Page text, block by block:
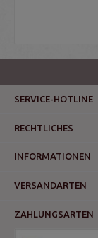
SERVICE-HOTLINE
RECHTLICHES
INFORMATIONEN
VERSANDARTEN
ZAHLUNGSARTEN